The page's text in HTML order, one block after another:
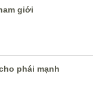
giới
phái mạnh